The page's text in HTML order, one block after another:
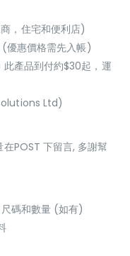
，住宅和便利店)
優惠價格需先入帳)
產品到付約$30起，運
Ltd)
POST 下留言, 多謝幫
碼和數量 (如有)